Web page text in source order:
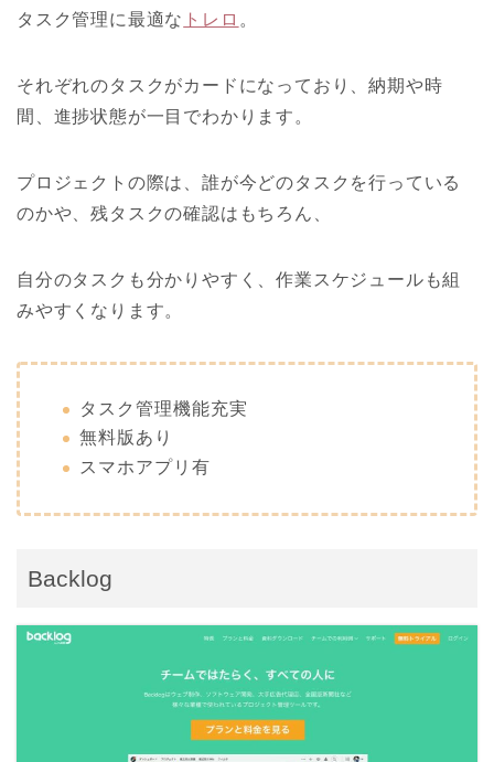
タスク管理に最適な トレロ 。
それぞれのタスクがカードになっており、納期や時
間、進捗状態が一目でわかります。
プロジェクトの際は、誰が今どのタスクを行っている
のかや、残タスクの確認はもちろん、
自分のタスクも分かりやすく、作業スケジュールも組
みやすくなります。
タスク管理機能充実
無料版あり
スマホアプリ有
Backlog